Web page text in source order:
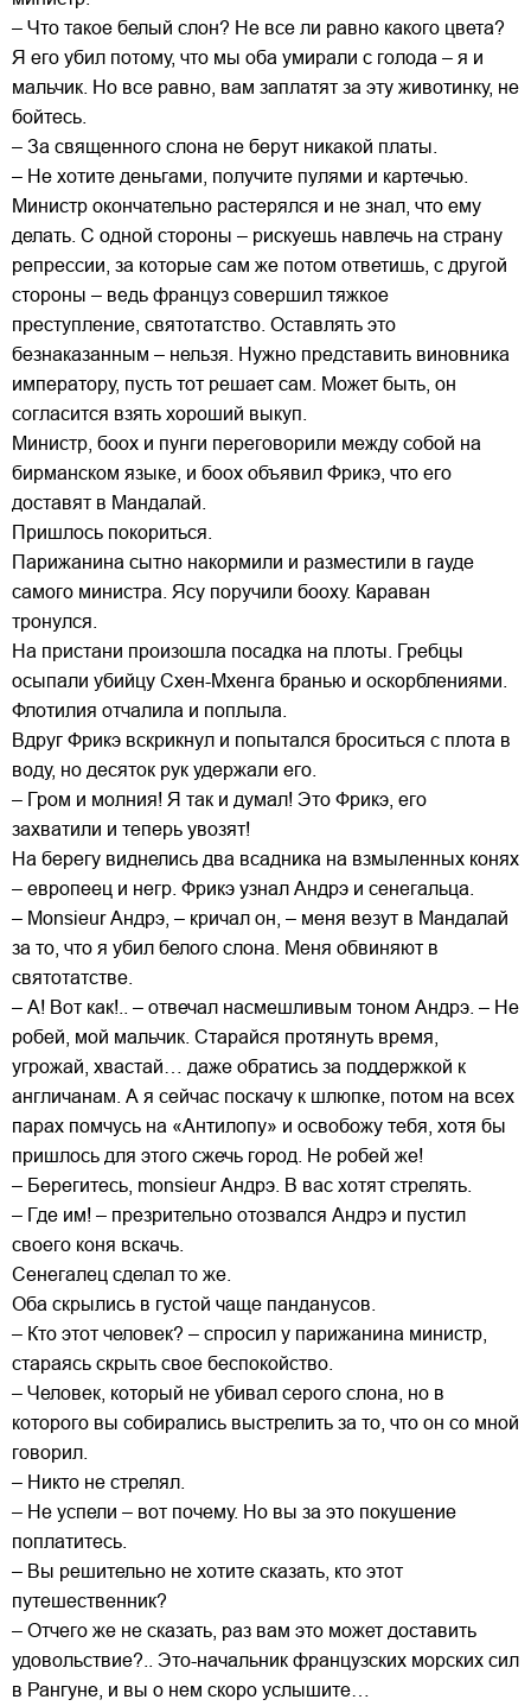
– Что такое белый слон? Не все ли равно какого цвета?
Я его убил потому, что мы оба умирали с голода – я и
мальчик. Но все равно, вам заплатят за эту животинку, не
бойтесь.
– За священного слона не берут никакой платы.
– Не хотите деньгами, получите пулями и картечью.
Министр окончательно растерялся и не знал, что ему
делать. С одной стороны – рискуешь навлечь на страну
репрессии, за которые сам же потом ответишь, с другой
стороны – ведь француз совершил тяжкое
преступление, святотатство. Оставлять это
безнаказанным – нельзя. Нужно представить виновника
императору, пусть тот решает сам. Может быть, он
согласится взять хороший выкуп.
Министр, боох и пунги переговорили между собой на
бирманском языке, и боох объявил Фрикэ, что его
доставят в Мандалай.
Пришлось покориться.
Парижанина сытно накормили и разместили в гауде
самого министра. Ясу поручили бооху. Караван
тронулся.
На пристани произошла посадка на плоты. Гребцы
осыпали убийцу Схен-Мхенга бранью и оскорблениями.
Флотилия отчалила и поплыла.
Вдруг Фрикэ вскрикнул и попытался броситься с плота в
воду, но десяток рук удержали его.
– Гром и молния! Я так и думал! Это Фрикэ, его
захватили и теперь увозят!
На берегу виднелись два всадника на взмыленных конях
– европеец и негр. Фрикэ узнал Андрэ и сенегальца.
– Monsieur Андрэ, – кричал он, – меня везут в Мандалай
за то, что я убил белого слона. Меня обвиняют в
святотатстве.
– А! Вот как!.. – отвечал насмешливым тоном Андрэ. – Не
робей, мой мальчик. Старайся протянуть время,
угрожай, хвастай… даже обратись за поддержкой к
англичанам. А я сейчас поскачу к шлюпке, потом на всех
парах помчусь на «Антилопу» и освобожу тебя, хотя бы
пришлось для этого сжечь город. Не робей же!
– Берегитесь, monsieur Андрэ. В вас хотят стрелять.
– Где им! – презрительно отозвался Андрэ и пустил
своего коня вскачь.
Сенегалец сделал то же.
Оба скрылись в густой чаще панданусов.
– Кто этот человек? – спросил у парижанина министр,
стараясь скрыть свое беспокойство.
– Человек, который не убивал серого слона, но в
которого вы собирались выстрелить за то, что он со мной
говорил.
– Никто не стрелял.
– Не успели – вот почему. Но вы за это покушение
поплатитесь.
– Вы решительно не хотите сказать, кто этот
путешественник?
– Отчего же не сказать, раз вам это может доставить
удовольствие?.. Это-начальник французских морских сил
в Рангуне, и вы о нем скоро услышите…